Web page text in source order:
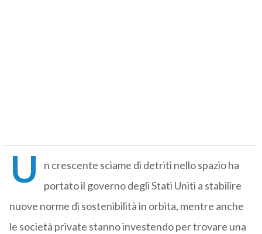
U
n crescente sciame di detriti nello spazio ha
portato il governo degli Stati Uniti a stabilire
nuove norme di sostenibilità in orbita, mentre anche
le società private stanno investendo per trovare una